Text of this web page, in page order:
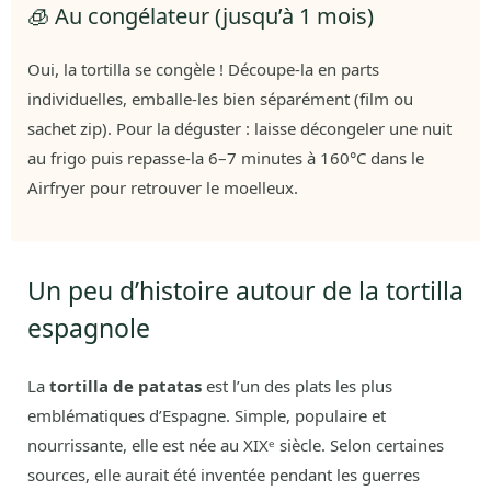
🧊 Au congélateur (jusqu’à 1 mois)
Oui, la tortilla se congèle ! Découpe-la en parts
individuelles, emballe-les bien séparément (film ou
sachet zip). Pour la déguster : laisse décongeler une nuit
au frigo puis repasse-la 6–7 minutes à 160°C dans le
Airfryer pour retrouver le moelleux.
Un peu d’histoire autour de la tortilla
espagnole
La tortilla de patatas est l’un des plats les plus
emblématiques d’Espagne. Simple, populaire et
nourrissante, elle est née au XIXᵉ siècle. Selon certaines
sources, elle aurait été inventée pendant les guerres